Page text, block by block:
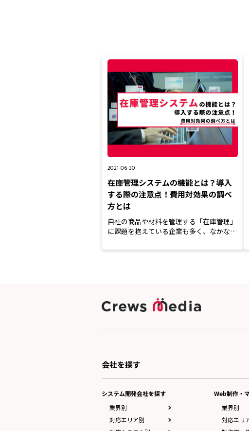
2021-06-30
在庫管理システムの機能とは？導入
する際の注意点！費用対効果の調べ
方とは
自社の商品や材料を管理する「在庫管理」
に課題を抱えている企業も多く、なかなか
会社を探す
システム開発会社を探す
業界別
対応エリア別
Web制作・
業界別
対応エリ